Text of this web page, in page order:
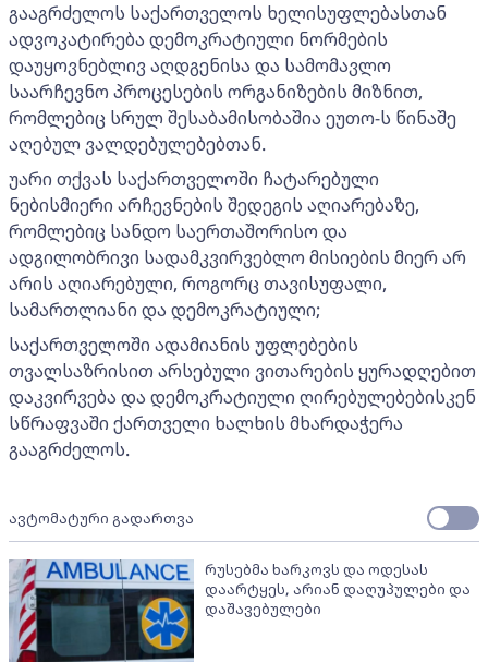
გააგრძელოს საქართველოს ხელისუფლებასთან
ადვოკატირება დემოკრატიული ნორმების
დაუყოვნებლივ აღდგენისა და სამომავლო
საარჩევნო პროცესების ორგანიზების მიზნით,
რომლებიც სრულ შესაბამისობაშია ეუთო-ს წინაშე
აღებულ ვალდებულებებთან.
უარი თქვას საქართველოში ჩატარებული
ნებისმიერი არჩევნების შედეგის აღიარებაზე,
რომლებიც სანდო საერთაშორისო და
ადგილობრივი სადამკვირვებლო მისიების მიერ არ
არის აღიარებული, როგორც თავისუფალი,
სამართლიანი და დემოკრატიული;
საქართველოში ადამიანის უფლებების
თვალსაზრისით არსებული ვითარების ყურადღებით
დაკვირვება და დემოკრატიული ღირებულებებისკენ
სწრაფვაში ქართველი ხალხის მხარდაჭერა
გააგრძელოს.
ავტომატური გადართვა
რუსებმა ხარკოვს და ოდესას
დაარტყეს, არიან დაღუპულები და
დაშავებულები